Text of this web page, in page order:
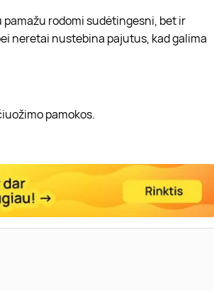
rodomi sudėtingesni, bet ir
neretai nustebina pajutus, kad galima
pamokos.